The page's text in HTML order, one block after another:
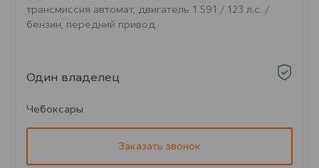
трансмиссия автомат, двигатель 1 591 / 123 л.с. /
бензин, передний привод
Один владелец
Чебоксары
Заказать звонок